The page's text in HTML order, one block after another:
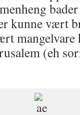
kunne vært
(eh